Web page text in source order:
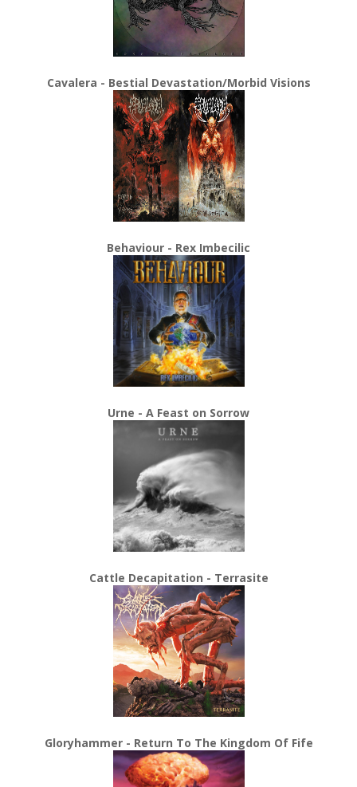
Cavalera - Bestial Devastation/Morbid Visions
Behaviour - Rex Imbecilic
Urne - A Feast on Sorrow
Cattle Decapitation - Terrasite
Gloryhammer - Return To The Kingdom Of Fife